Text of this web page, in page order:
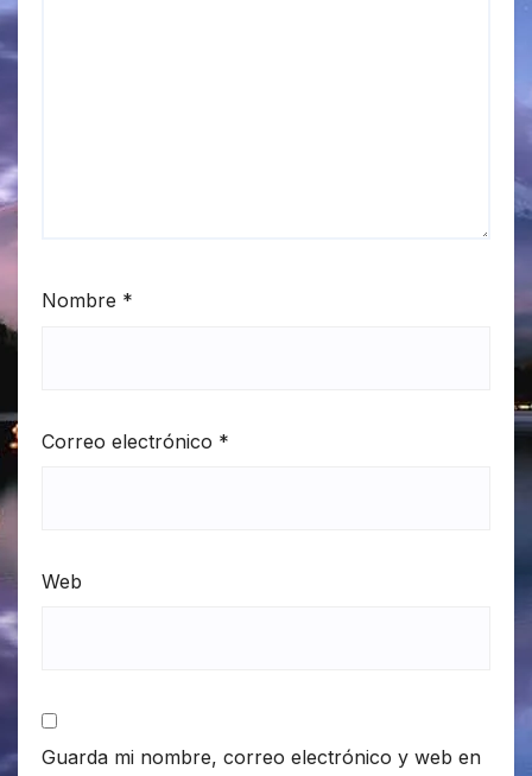
Nombre *
Correo electrónico *
Web
Guarda mi nombre, correo electrónico y web en